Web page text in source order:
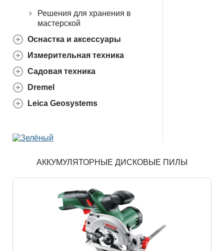
Решения для хранения в
мастерской
Оснастка и аксессуары
Измерительная техника
Садовая техника
Dremel
Leica Geosystems
АККУМУЛЯТОРНЫЕ ДИСКОВЫЕ ПИЛЫ